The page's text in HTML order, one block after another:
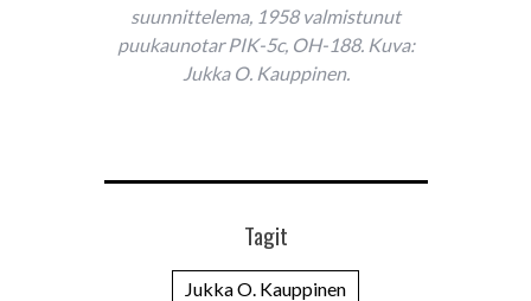
suunnittelema, 1958 valmistunut
puukaunotar PIK-5c, OH-188. Kuva:
Jukka O. Kauppinen.
Tagit
Jukka O. Kauppinen